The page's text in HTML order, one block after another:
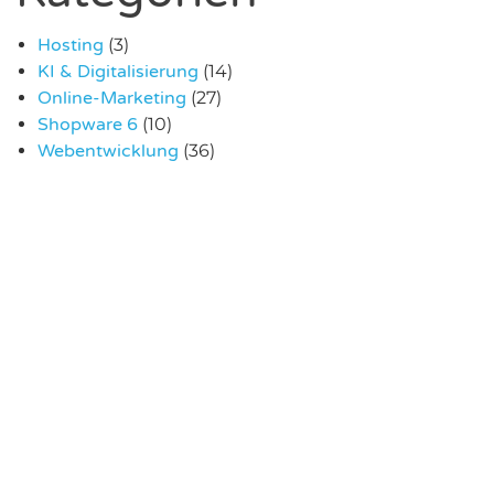
Hosting (3)
KI & Digitalisierung (14)
Online-Marketing (27)
Shopware 6 (10)
Webentwicklung (36)